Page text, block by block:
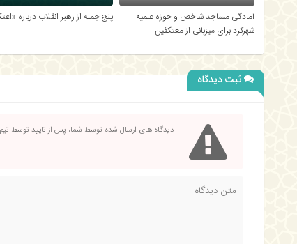
آمادگی مساجد شاخص و حوزه علمیه
شهرکرد برای میزبانی از معتکفین
پنج جمله از رهبر انقلاب درباره
ثبت دیدگاه
دیدگاه های ارسال شده توسط شما، پس از تایید توسط